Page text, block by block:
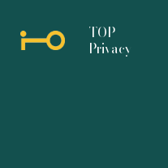
TOP
Privacy